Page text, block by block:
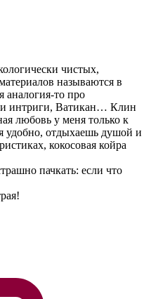
чистых,
называются в
аналогия-то про
и интриги, Ватикан… Клин
любовь у меня только к
удобно, отдыхаешь душой и
кокосовая койра
пачкать: если что